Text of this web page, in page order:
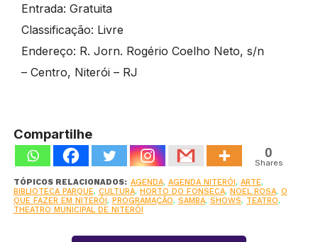
Entrada: Gratuita
Classificação: Livre
Endereço: R. Jorn. Rogério Coelho Neto, s/n
– Centro, Niterói – RJ
Compartilhe
0
Shares
TÓPICOS RELACIONADOS: AGENDA, AGENDA NITERÓI, ARTE,
BIBLIOTECA PARQUE, CULTURA, HORTO DO FONSECA, NOEL ROSA, O
QUE FAZER EM NITERÓI, PROGRAMAÇÃO, SAMBA, SHOWS, TEATRO,
THEATRO MUNICIPAL DE NITERÓI